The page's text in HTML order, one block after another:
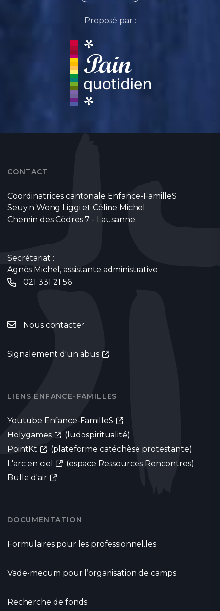
Proposé par :
CONTACT
Coordinatrices cantonale Enfance-FamilleS
Seuyin Wong Liggi et Céline Michel
Chemin des Cèdres 7 - Lausanne
Secrétariat :
Agnès Michel, assistante administrative
021 331 21 56
Nous contacter
Signalement d'un abus
LIENS ENFANCE-FAMILLES
Youtube Enfance-FamilleS
Holygames
(ludospiritualité)
PointKt
(plateforme catéchèse protestante)
L'arc en ciel
(espace Ressources Rencontres)
Bulle d'air
DOCUMENTATION
Formulaires pour les professionnel.les
Vade-mecum pour l’organisation de camps
Recherche de fonds